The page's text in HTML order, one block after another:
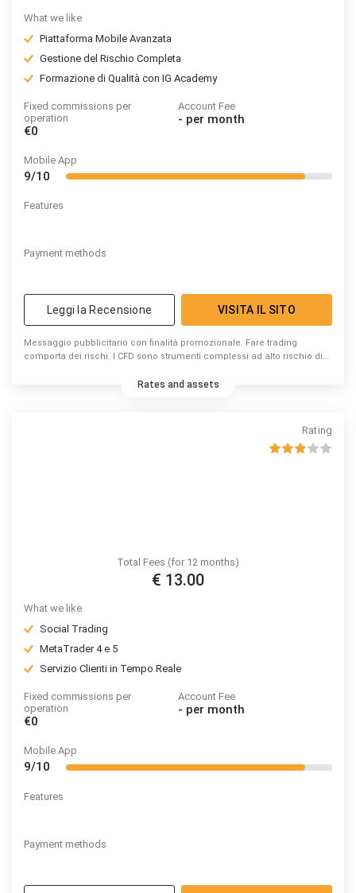
What we like
Piattaforma Mobile Avanzata
Gestione del Rischio Completa
Formazione di Qualità con IG Academy
Fixed commissions per
operation
€0
Account Fee
- per month
Mobile App
9/10
Features
Payment methods
Leggi la Recensione VISITA IL SITO
Messaggio pubblicitario con finalità promozionale. Fare trading
comporta dei rischi. I CFD sono strumenti complessi ad alto rischio di
perdono denaro a causa delle negoziazioni in CFD con questo
Rates and assets
Rating
Total Fees (for 12 months)
€ 13.00
What we like
Social Trading
MetaTrader 4 e 5
Servizio Clienti in Tempo Reale
Fixed commissions per
operation
€0
Account Fee
- per month
Mobile App
9/10
Features
Payment methods